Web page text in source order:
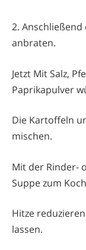
2.
anbraten.
Jetzt Mit Salz,
Paprikapulver
Die Kartoffeln
mischen.
Mit der Rinder-
Suppe zum
Hitze
lassen.